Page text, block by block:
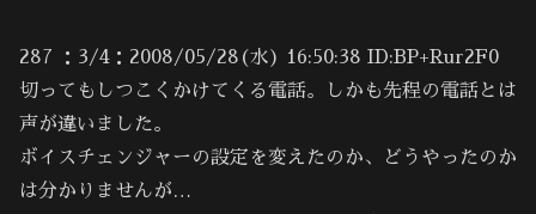
287 ：3/4：2008/05/28(水) 16:50:38 ID:BP+Rur2F0
切ってもしつこくかけてくる電話。しかも先程の電話とは
声が違いました。
ボイスチェンジャーの設定を変えたのか、どうやったのか
は分かりませんが…